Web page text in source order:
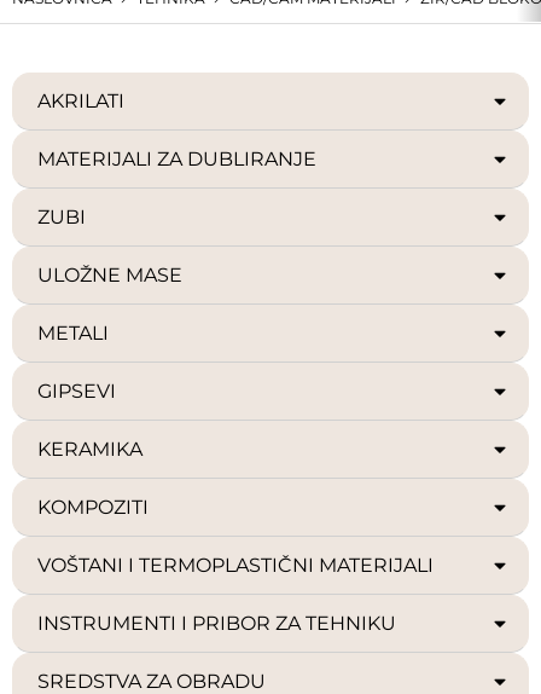
AKRILATI
MATERIJALI ZA DUBLIRANJE
ZUBI
ULOŽNE MASE
METALI
GIPSEVI
KERAMIKA
KOMPOZITI
VOŠTANI I TERMOPLASTIČNI MATERIJALI
INSTRUMENTI I PRIBOR ZA TEHNIKU
SREDSTVA ZA OBRADU